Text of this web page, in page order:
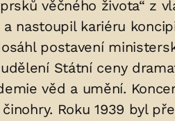
věčného života“ z
nastoupil kariéru
postavení
Státní ceny
věd a umění.
Roku 1939 byl